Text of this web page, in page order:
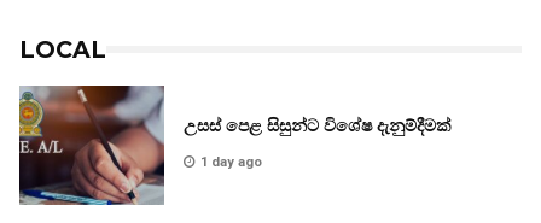
LOCAL
උසස් පෙළ සිසුන්ට විශේෂ දැනුම්දීමක්
1 day ago